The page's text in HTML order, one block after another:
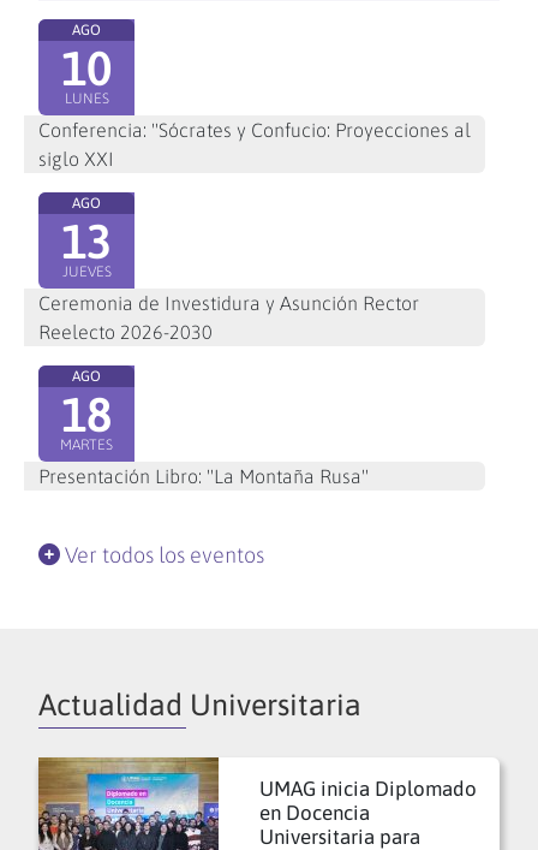
AGO
10
LUNES
Conferencia: "Sócrates y Confucio: Proyecciones al
siglo XXI
AGO
13
JUEVES
Ceremonia de Investidura y Asunción Rector
Reelecto 2026-2030
AGO
18
MARTES
Presentación Libro: "La Montaña Rusa"
Ver todos los eventos
Actualidad Universitaria
UMAG inicia Diplomado
en Docencia
Universitaria para